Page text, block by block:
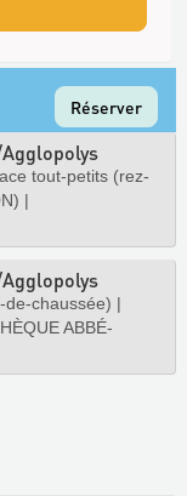
Réserver
tout-petits (rez-
|
de-chaussée) |
ABBÉ-